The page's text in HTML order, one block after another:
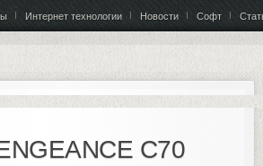
Интернет технологии Новости Софт
C70